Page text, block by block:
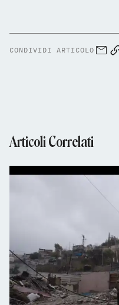
CONDIVIDI ARTICOLO
Articoli Correlati